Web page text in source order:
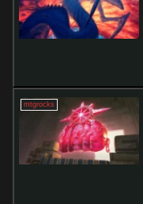
mtgrocks